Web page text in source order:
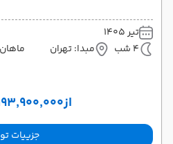
تیر 1405
4 شب
مبدا: تهران ماهان
از۱۹۳٬۹۰۰٬۰۰۰
جزییات